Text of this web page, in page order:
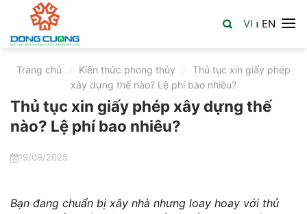
content
VI | EN
Trang chủ > Kiến thức phong thủy >
Thủ tục xin giấy phép
xây dựng thế nào? Lệ phí bao nhiêu?
Thủ tục xin giấy phép xây dựng thế
nào? Lệ phí bao nhiêu?
19/09/2025
Bạn đang chuẩn bị xây nhà nhưng loay hoay với thủ